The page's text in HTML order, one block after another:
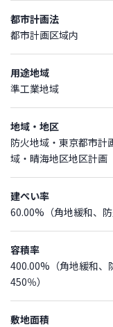
都市計画法
都市計画区域内
用途地域
準工業地域
地域・地区
防火地域・東京都市計
域・晴海地区地区計画
建ぺい率
60.00%（角地緩和、防
容積率
400.00%（角地緩和、
450％）
敷地面積